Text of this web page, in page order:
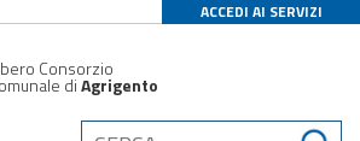
ACCEDI AI SERVIZI
Consorzio
diAgrigento